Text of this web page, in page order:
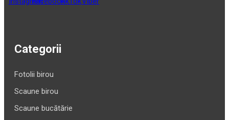
Categorii
Fotolii birou
Scaune birou
Scaune bucătărie